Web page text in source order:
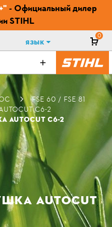
- Официальный дилер
STIHL
Язык
0
FSE 60 / FSE 81
C6-2
C6-2
AUTOCUT